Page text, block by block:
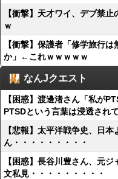
【衝撃】天才ワイ、デブ禁
ｗ
【衝撃】保護者「修学旅行
か」←これｗｗｗｗｗ
なんJクエスト
【困惑】渡邊渚さん「私が
PTSDという言葉は浸透され
【悲報】太平洋戦争史、日
ん・・・・・・・・・
【困惑】長谷川豊さん、元
文私見・・・・・・・・・